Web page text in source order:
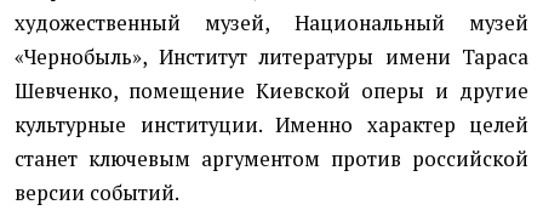
художественный музей, Национальный музей
«Чернобыль», Институт литературы имени Тараса
Шевченко, помещение Киевской оперы и другие
культурные институции. Именно характер целей
станет ключевым аргументом против российской
версии событий.